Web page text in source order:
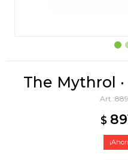
The Mythrol
$